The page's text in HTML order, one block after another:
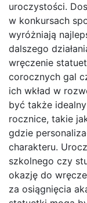
uroczystości.
w konkursach
wyróżniają
dalszego
wręczenie
corocznych gal
ich wkład w
być także
rocznice, takie
gdzie
charakteru.
szkolnego czy
okazję do
za osiągnięcia